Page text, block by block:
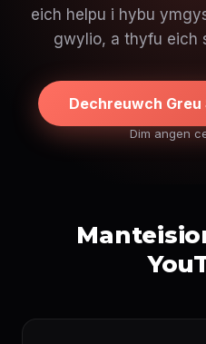
eich helpu i hybu
gwylio, a thyfu eich
Dechreuwch Greu
Dim angen